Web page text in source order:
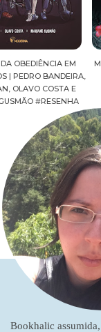
EM
BANDEIRA,
COSTA E
#RESENHA
Bookhalic